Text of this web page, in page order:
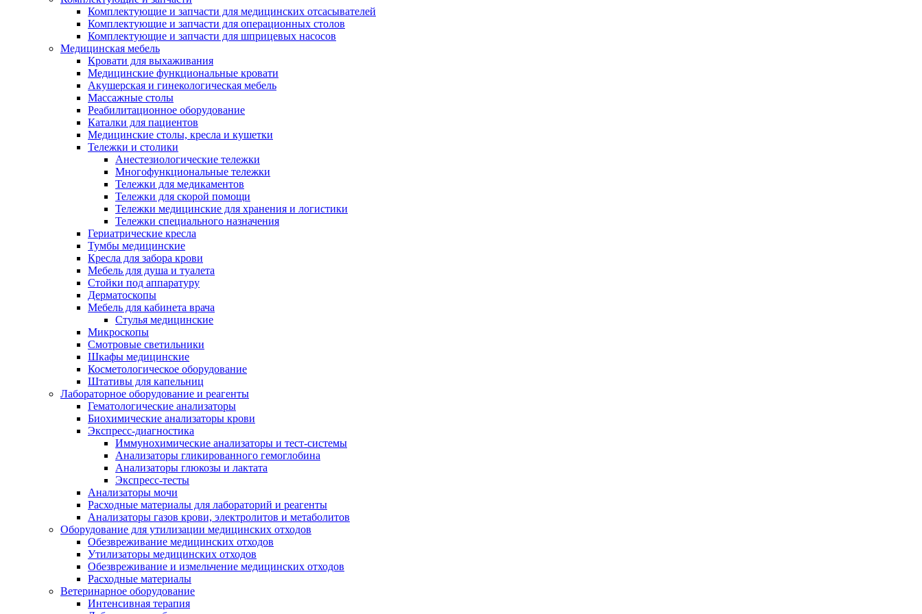
Комплектующие и запчасти для медицинских отсасывателей
Комплектующие и запчасти для операционных столов
Комплектующие и запчасти для шприцевых насосов
Медицинская мебель
Кровати для выхаживания
Медицинские функциональные кровати
Акушерская и гинекологическая мебель
Массажные столы
Реабилитационное оборудование
Каталки для пациентов
Медицинские столы, кресла и кушетки
Тележки и столики
Анестезиологические тележки
Многофункциональные тележки
Тележки для медикаментов
Тележки для скорой помощи
Тележки медицинские для хранения и логистики
Тележки специального назначения
Гериатрические кресла
Тумбы медицинские
Кресла для забора крови
Мебель для душа и туалета
Стойки под аппаратуру
Дерматоскопы
Мебель для кабинета врача
Стулья медицинские
Микроскопы
Смотровые светильники
Шкафы медицинские
Косметологическое оборудование
Штативы для капельниц
Лабораторное оборудование и реагенты
Гематологические анализаторы
Биохимические анализаторы крови
Экспресс-диагностика
Иммунохимические анализаторы и тест-системы
Анализаторы гликированного гемоглобина
Анализаторы глюкозы и лактата
Экспресс-тесты
Анализаторы мочи
Расходные материалы для лабораторий и реагенты
Анализаторы газов крови, электролитов и метаболитов
Оборудование для утилизации медицинских отходов
Обезвреживание медицинских отходов
Утилизаторы медицинских отходов
Обезвреживание и измельчение медицинских отходов
Расходные материалы
Ветеринарное оборудование
Интенсивная терапия